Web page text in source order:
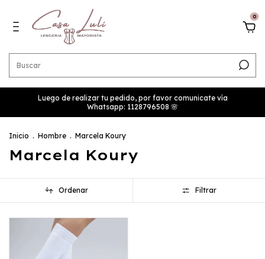
0
Luego de realizar tu pedido, por favor comunicate vía
Whatsapp: 1128796508 🌸
Inicio . Hombre . Marcela Koury
Marcela Koury
Ordenar Filtrar